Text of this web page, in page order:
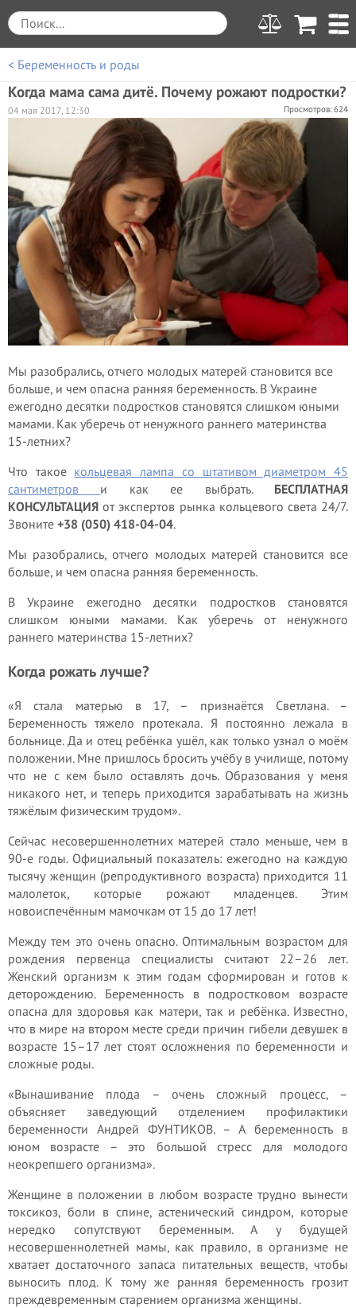
< Беременность и роды
Когда мама сама дитё. Почему рожают подростки?
Просмотров: 624
04 мая 2017, 12:30
Мы разобрались, отчего молодых матерей становится все
больше, и чем опасна ранняя беременность. В Украине
ежегодно десятки подростков становятся слишком юными
мамами. Как уберечь от ненужного раннего материнства
15-летних?
Что такое кольцевая лампа со штативом диаметром 45
сантиметров и как ее выбрать. БЕСПЛАТНАЯ
КОНСУЛЬТАЦИЯ от экспертов рынка кольцевого света 24/7.
Звоните +38 (050) 418-04-04.
Мы разобрались, отчего молодых матерей становится все
больше, и чем опасна ранняя беременность.
В Украине ежегодно десятки подростков становятся
слишком юными мамами. Как уберечь от ненужного
раннего материнства 15-летних?
Когда рожать лучше?
«Я стала матерью в 17, – признаётся Светлана. –
Беременность тяжело протекала. Я постоянно лежала в
больнице. Да и отец ребёнка ушёл, как только узнал о моём
положении. Мне пришлось бросить учёбу в училище, потому
что не с кем было оставлять дочь. Образования у меня
никакого нет, и теперь приходится зарабатывать на жизнь
тяжёлым физическим трудом».
Сейчас несовершеннолетних матерей стало меньше, чем в
90-е годы. Официальный показатель: ежегодно на каждую
тысячу женщин (репродуктивного возраста) приходится 11
малолеток, которые рожают младенцев. Этим
новоиспечённым мамочкам от 15 до 17 лет!
Между тем это очень опасно. Оптимальным возрастом для
рождения первенца специалисты считают 22–26 лет.
Женский организм к этим годам сформирован и готов к
деторождению. Беременность в подростковом возрасте
опасна для здоровья как матери, так и ребёнка. Известно,
что в мире на втором месте среди причин гибели девушек в
возрасте 15–17 лет стоят осложнения по беременности и
сложные роды.
«Вынашивание плода – очень сложный процесс, –
объясняет заведующий отделением профилактики
беременности Андрей ФУНТИКОВ. – А беременность в
юном возрасте – это большой стресс для молодого
неокрепшего организма».
Женщине в положении в любом возрасте трудно вынести
токсикоз, боли в спине, астенический синдром, которые
нередко сопутствуют беременным. А у будущей
несовершеннолетней мамы, как правило, в организме не
хватает достаточного запаса питательных веществ, чтобы
выносить плод. К тому же ранняя беременность грозит
прежде­временным старением организма женщины.